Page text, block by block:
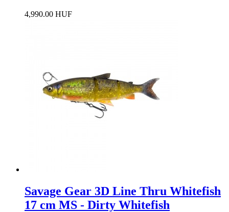
4,990.00 HUF
Savage Gear 3D Line Thru Whitefish
17 cm MS - Dirty Whitefish